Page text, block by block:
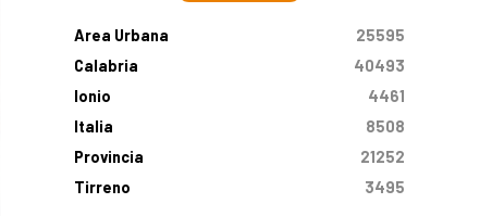
Area Urbana
25595
Calabria
40493
Ionio
4461
Italia
8508
Provincia
21252
Tirreno
3495